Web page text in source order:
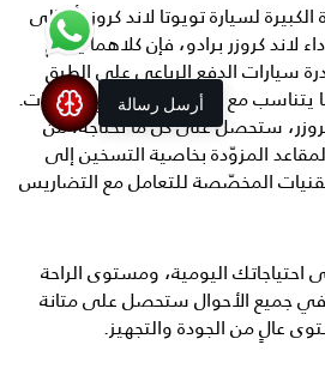
لسيارة تويوتا لاند كروزر أو إلى
لاند كروزر برادو، فإن كلاهما يقدّم
سيارات الدفع الرباعيعلى الطرق
يتناسب مع طبيعة الطرق في الإمارات.
ستحصل على كل ما تحتاجه، من
المزوّدة بخاصية التسخين إلى
المخصّصة للتعامل مع التضاريس
احتياجاتك اليومية، ومستوى الراحة
في جميع الأحوال ستحصل على متانة
عالٍ من الجودة والتجهيز.
أرسل رسالة